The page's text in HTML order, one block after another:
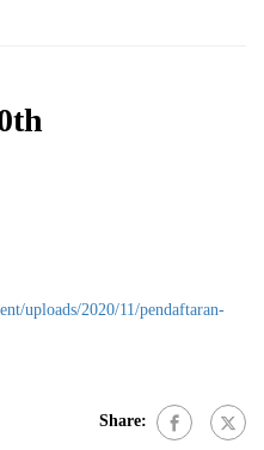
uploads/2020/11/pendaftaran-
Share: